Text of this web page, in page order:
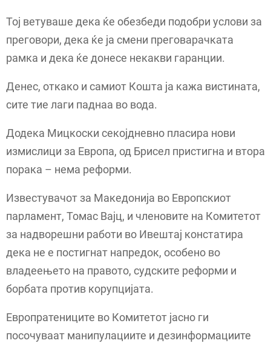
Тој ветуваше дека ќе обезбеди подобри услови за
преговори, дека ќе ја смени преговарачката
рамка и дека ќе донесе некакви гаранции.
Денес, откако и самиот Кошта ја кажа вистината,
сите тие лаги паднаа во вода.
Додека Мицкоски секојдневно пласира нови
измислици за Европа, од Брисел пристигна и втора
порака – нема реформи.
Известувачот за Македонија во Европскиот
парламент, Томас Вајц, и членовите на Комитетот
за надворешни работи во Ивештај констатира
дека не е постигнат напредок, особено во
владеењето на правото, судските реформи и
борбата против корупцијата.
Европратениците во Комитетот јасно ги
посочуваат манипулациите и дезинформациите